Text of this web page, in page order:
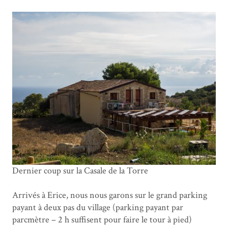
Dernier coup sur la Casale de la Torre
Arrivés à Erice, nous nous garons sur le grand parking
payant à deux pas du village (parking payant par
parcmètre – 2 h suffisent pour faire le tour à pied)